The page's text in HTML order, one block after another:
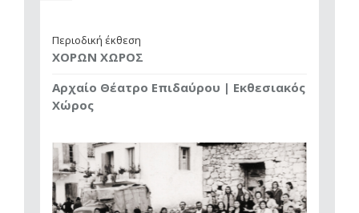
Περιοδική έκθεση
ΧΟΡΩΝ ΧΩΡΟΣ
Αρχαίο Θέατρο Επιδαύρου | Εκθεσιακός
Χώρος